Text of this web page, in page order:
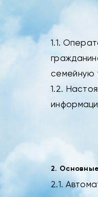
1.1.
семейную
1.2.
2.
2.1.